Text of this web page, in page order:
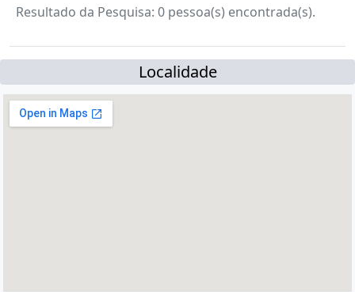
Resultado da Pesquisa: 0 pessoa(s) encontrada(s).
Localidade